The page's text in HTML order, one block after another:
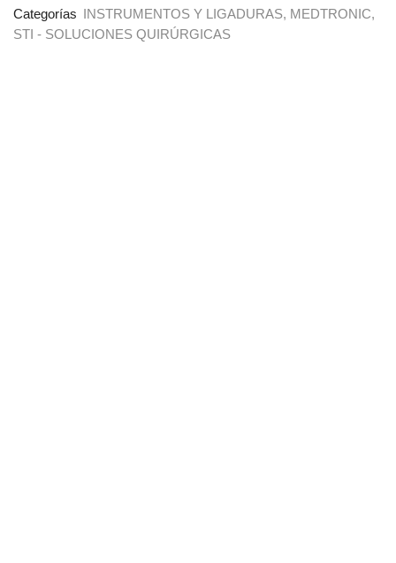
Categorías INSTRUMENTOS Y LIGADURAS, MEDTRONIC,
STI - SOLUCIONES QUIRÚRGICAS